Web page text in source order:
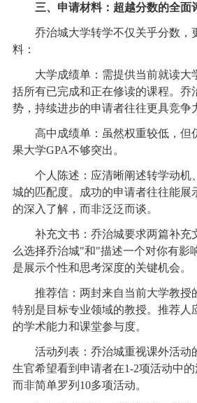
三、申请材料：超越分数的全面
乔治城大学转学不仅关乎分数，
料：
大学成绩单：需提供当前就读大
括所有已完成和正在修读的课程。乔
势，持续进步的申请者往往更具竞争
高中成绩单：虽然权重较低，但
果大学GPA不够突出。
个人陈述：应清晰阐述转学动机
城的匹配度。成功的申请者往往能展
的深入了解，而非泛泛而谈。
补充文书：乔治城要求两篇补充
么选择乔治城"和"描述一个对你有影
是展示个性和思考深度的关键机会。
推荐信：两封来自当前大学教授
特别是目标专业领域的教授。推荐人
的学术能力和课堂参与度。
活动列表：乔治城重视课外活动
生官希望看到申请者在1-2项活动中的
而非简单罗列10多项活动。